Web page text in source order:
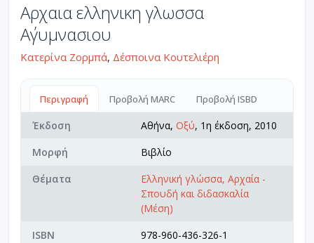
Αρχαια ελληνικη γλωσσα
Α΄γυμνασιου
Κατερίνα Ζορμπά, Δέσποινα Κουτελιέρη
Περιγραφή Προβολή MARC Προβολή ISBD
Έκδοση Αθήνα, Οξύ, 1η έκδοση, 2010
Μορφή
Βιβλίο
Θέματα
Ελληνική γλώσσα, Αρχαία -
Σπουδή και διδασκαλία
(Μέση)
ISBN
978-960-436-326-1